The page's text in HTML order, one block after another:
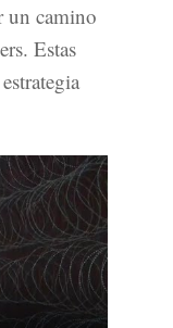
un camino
Estas